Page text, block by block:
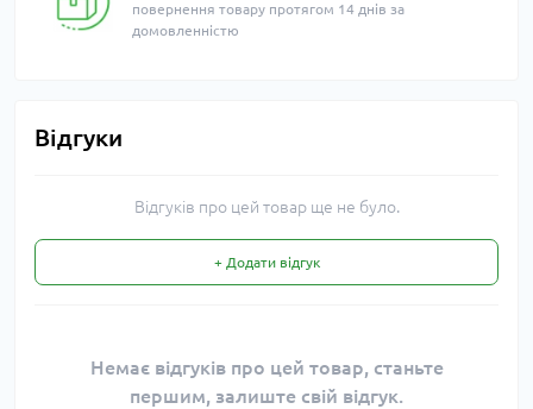
повернення товару протягом 14 днів за
домовленністю
Відгуки
Відгуків про цей товар ще не було.
+ Додати відгук
Немає відгуків про цей товар, станьте
першим, залиште свій відгук.